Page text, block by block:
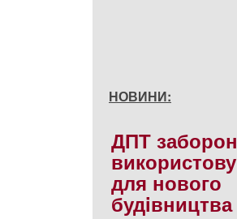
НОВИНИ:
ДПТ
для нового
будiвництва